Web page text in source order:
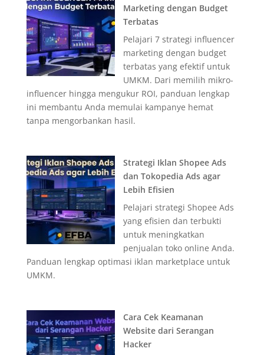
Marketing dengan Budget
Terbatas
Pelajari 7 strategi influencer
marketing dengan budget
terbatas yang efektif untuk
UMKM. Dari memilih mikro-
influencer hingga mengukur ROI, panduan lengkap
ini membantu Anda memulai kampanye hemat
tanpa mengorbankan hasil.
Strategi Iklan Shopee Ads
dan Tokopedia Ads agar
Lebih Efisien
Pelajari strategi Shopee Ads
yang efisien dan terbukti
untuk meningkatkan
penjualan toko online Anda.
Panduan lengkap optimasi iklan marketplace untuk
UMKM.
Cara Cek Keamanan
Website dari Serangan
Hacker